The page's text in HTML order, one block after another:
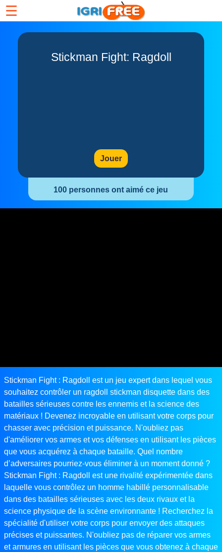
☰
Stickman Fight: Ragdoll
Jouer
100 personnes ont aimé ce jeu
Stickman Fight : Ragdoll est un jeu expert dans lequel vous
souhaitez contrôler un ragdoll stickman disquette dans des
batailles sérieuses contre les ennemis et la science des
matériaux ! Devenez incroyable en utilisant votre corps pour
chasser avec précision et puissance. N'oubliez pas
d'améliorer vos armes et vos défenses en utilisant les pièces
que vous acquérez à chaque bataille. Quel nombre
d’adversaires pourriez-vous éliminer à un moment donné ?
Stickman Fight : Ragdoll est une rivalité expérimentée dans
laquelle vous contrôlez un homme habillé personnalisable
dans des batailles sérieuses avec les deux rivaux et la
science physique de la scène environnante ! Recherchez la
spécialité d'utiliser votre corps pour envoyer des attaques
précises et puissantes. N'oubliez pas de réparer vos armes
et armures en utilisant les pièces que vous obtenez à chaque